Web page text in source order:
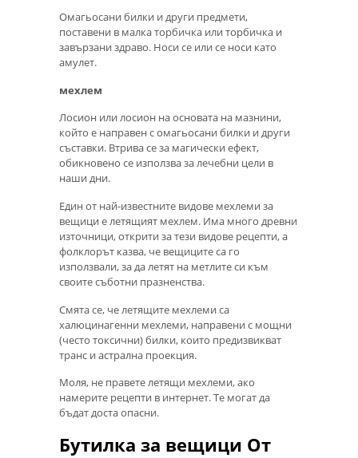
Омагьосани билки и други предмети,
поставени в малка торбичка или торбичка и
завързани здраво. Носи се или се носи като
амулет.
мехлем
Лосион или лосион на основата на мазнини,
който е направен с омагьосани билки и други
съставки. Втрива се за магически ефект,
обикновено се използва за лечебни цели в
наши дни.
Един от най-известните видове мехлеми за
вещици е летящият мехлем. Има много древни
източници, открити за тези видове рецепти, а
фолклорът казва, че вещиците са го
използвали, за да летят на метлите си към
своите съботни празненства.
Смята се, че летящите мехлеми са
халюцинагенни мехлеми, направени с мощни
(често токсични) билки, които предизвикват
транс и астрална проекция.
Моля, не правете летящи мехлеми, ако
намерите рецепти в интернет. Те могат да
бъдат доста опасни.
Бутилка за вещици От